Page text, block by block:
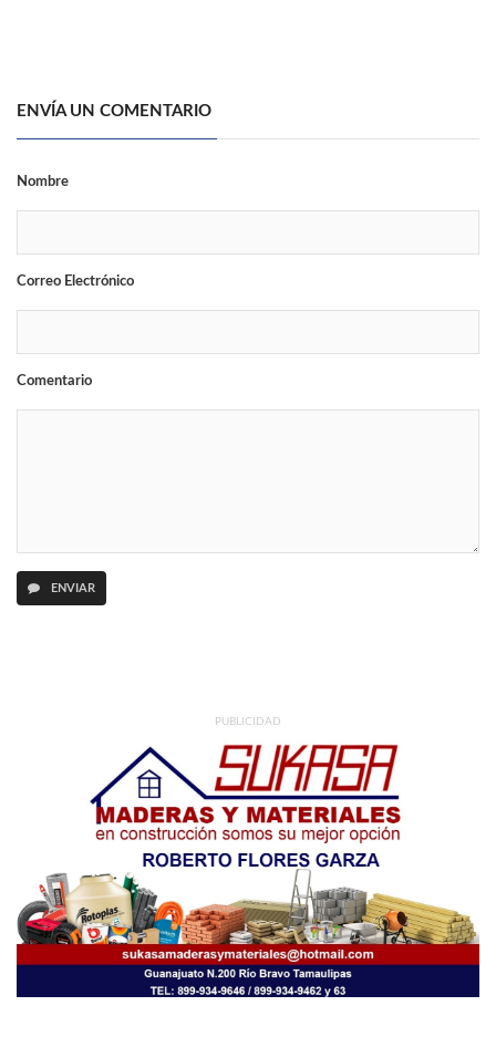
ENVÍA UN COMENTARIO
Nombre
Correo Electrónico
Comentario
ENVIAR
PUBLICIDAD